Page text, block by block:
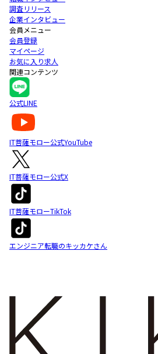
調査リリース
企業インタビュー
会員メニュー
会員登録
マイページ
お気に入り求人
関連コンテンツ
公式LINE
IT菩薩モロー公式YouTube
IT菩薩モロー公式X
IT菩薩モローTikTok
エンジニア転職のキッカケさん